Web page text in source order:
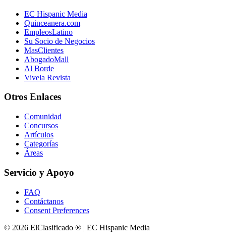
EC Hispanic Media
Quinceanera.com
EmpleosLatino
Su Socio de Negocios
MasClientes
AbogadoMall
Al Borde
Vivela Revista
Otros Enlaces
Comunidad
Concursos
Artículos
Categorías
Áreas
Servicio y Apoyo
FAQ
Contáctanos
Consent Preferences
© 2026 ElClasificado ® | EC Hispanic Media